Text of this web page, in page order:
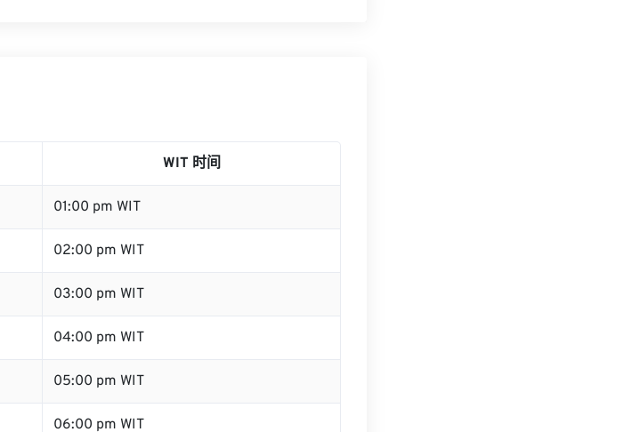
WIT 时间
01:00 pm WIT
02:00 pm WIT
03:00 pm WIT
04:00 pm WIT
05:00 pm WIT
06:00 pm WIT